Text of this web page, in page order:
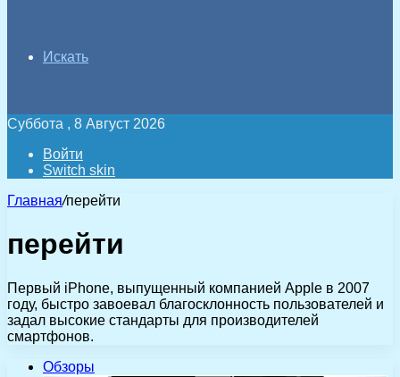
Искать
Суббота , 8 Август 2026
Войти
Switch skin
Главная/перейти
перейти
Первый iPhone, выпущенный компанией Apple в 2007
году, быстро завоевал благосклонность пользователей и
задал высокие стандарты для производителей
смартфонов.
Обзоры